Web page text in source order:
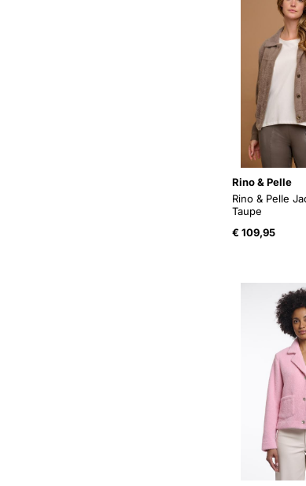
Rino & Pelle
Rino & Pelle
Taupe
€ 109,95